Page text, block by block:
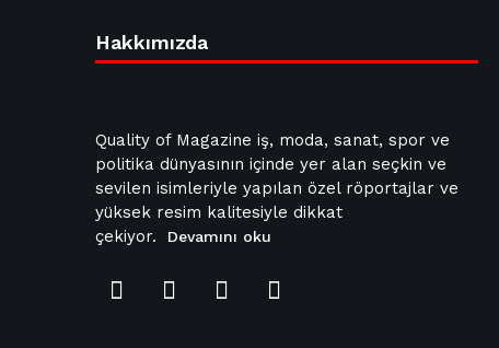
Hakkımızda
Quality of Magazine iş, moda, sanat, spor ve
politika dünyasının içinde yer alan seçkin ve
sevilen isimleriyle yapılan özel röportajlar ve
yüksek resim kalitesiyle dikkat
çekiyor.
Devamını oku